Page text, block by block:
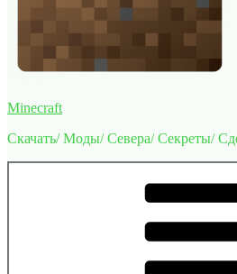
Minecraft
Скачать/ Моды/ Севера/ Секреты/